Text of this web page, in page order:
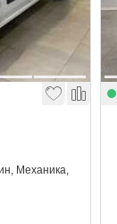
Механика,